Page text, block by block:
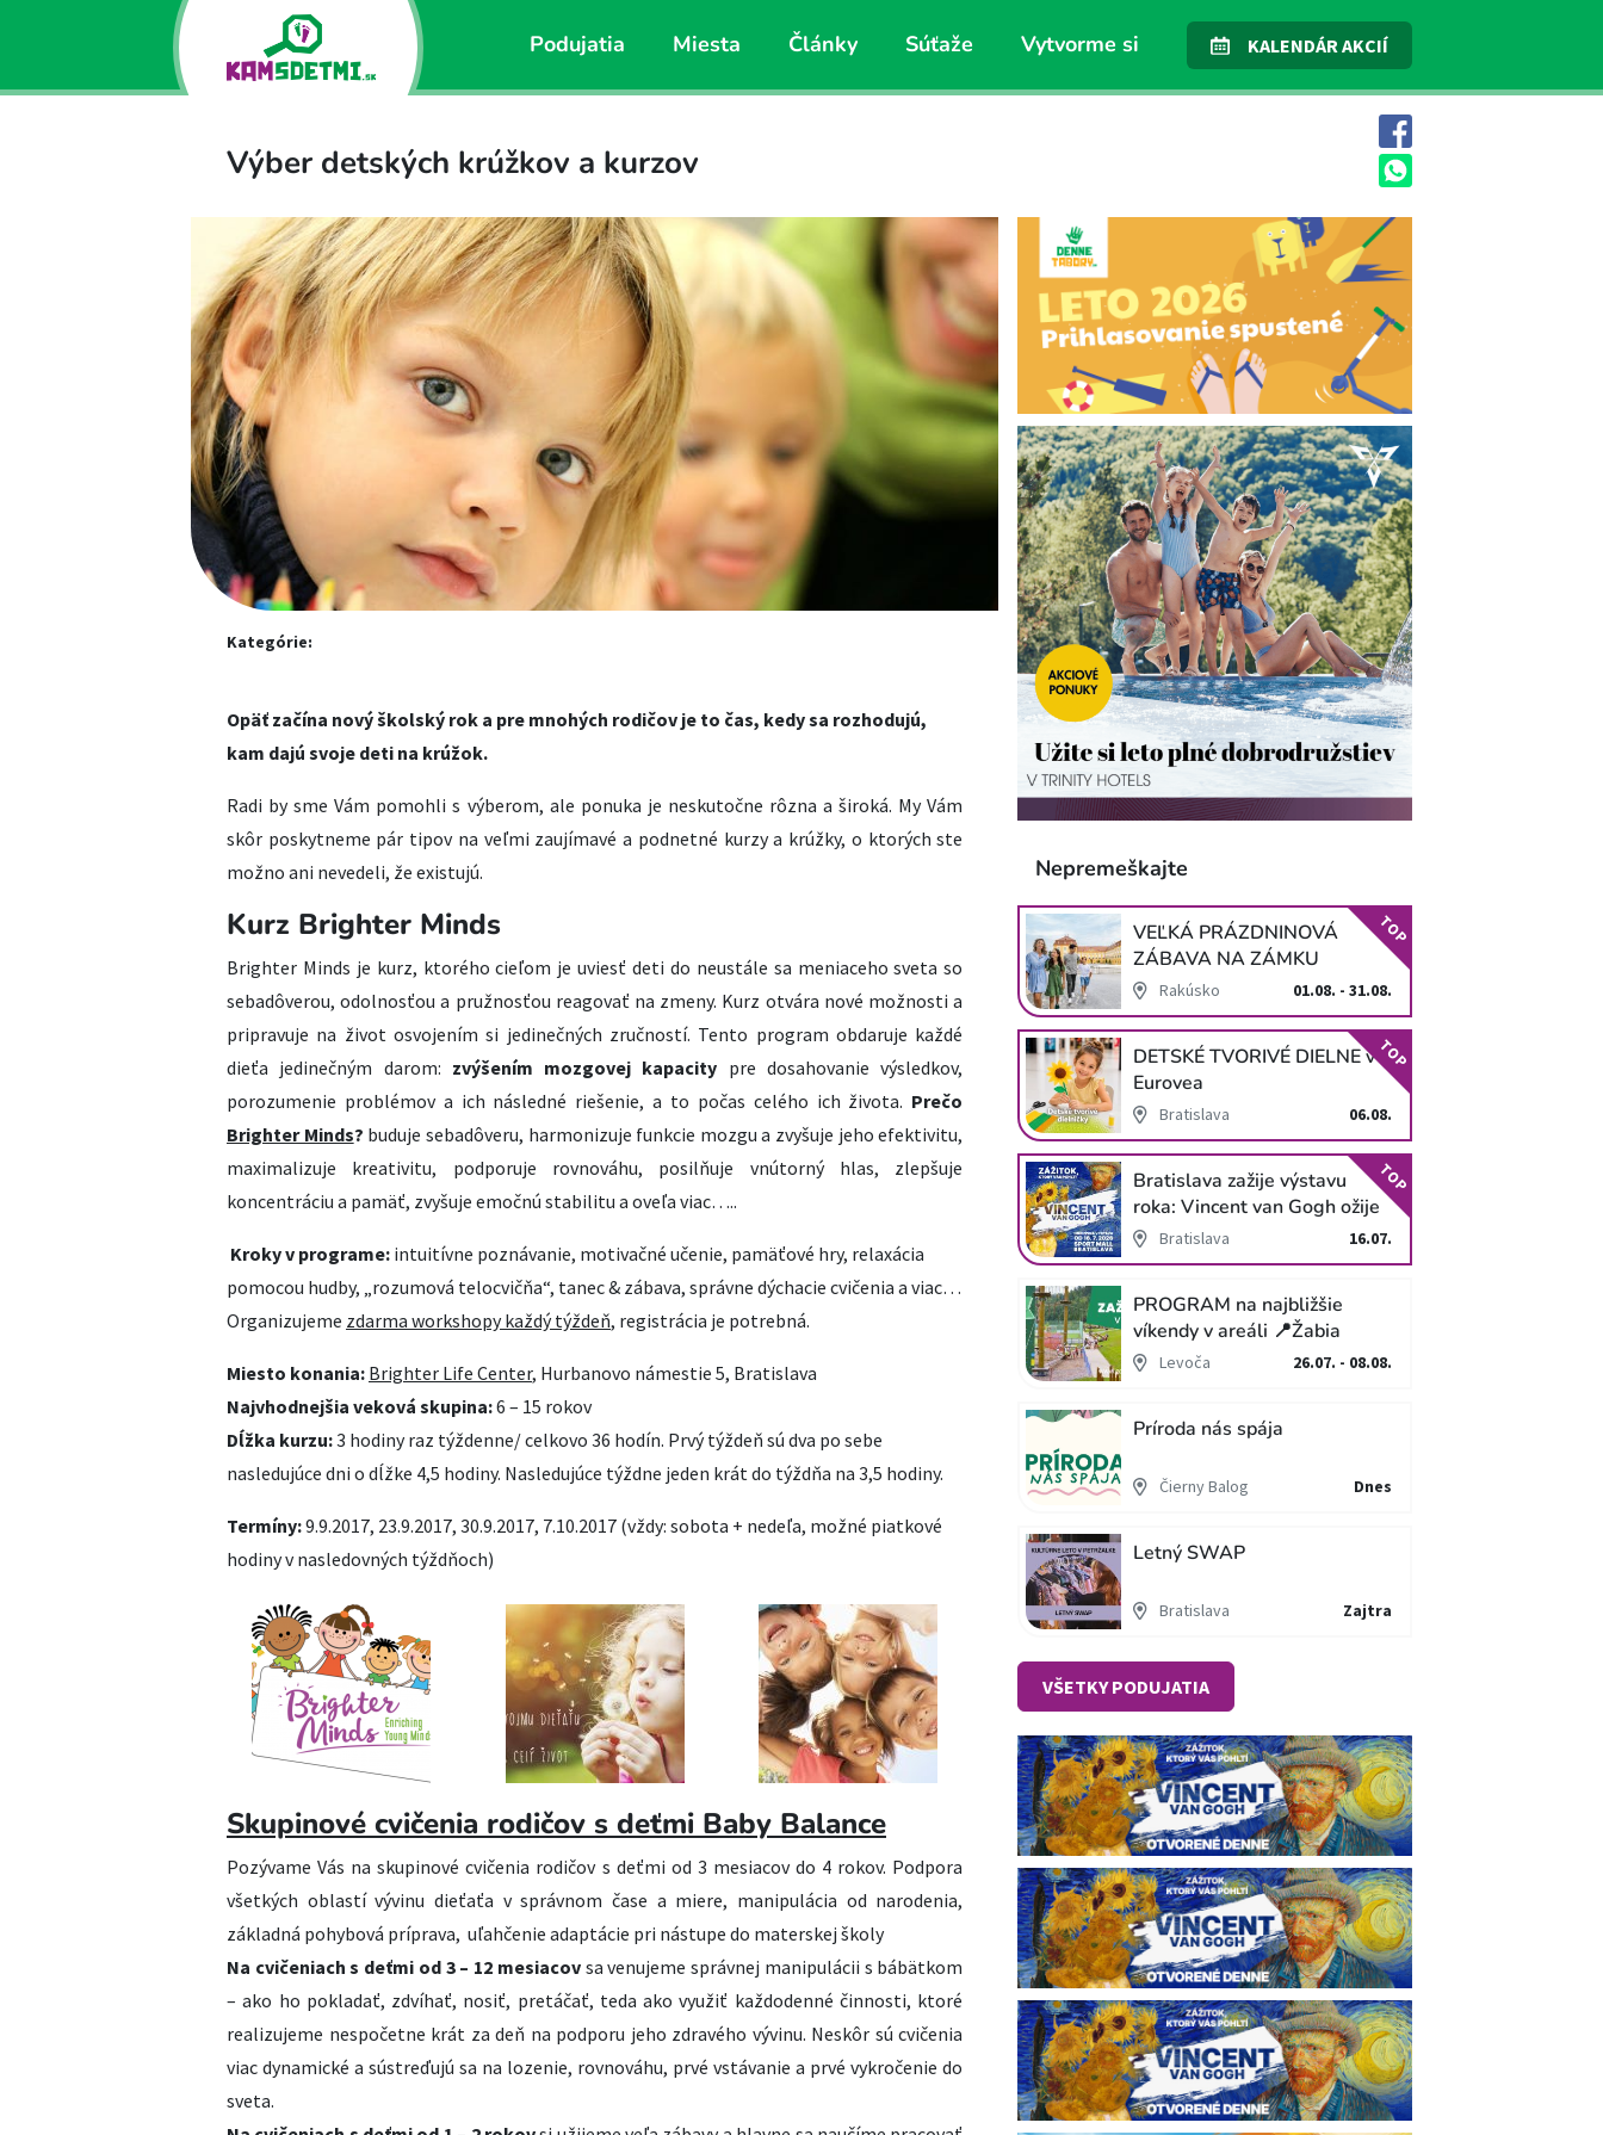
Podujatia Miesta Články Súťaže Vytvorme si KALENDÁR AKCIÍ
Výber detských krúžkov a kurzov
Kategórie:
Opäť začína nový školský rok a pre mnohých rodičov je to čas, kedy sa rozhodujú,
kam dajú svoje deti na krúžok.
Radi by sme Vám pomohli s výberom, ale ponuka je neskutočne rôzna a široká. My Vám
skôr poskytneme pár tipov na veľmi zaujímavé a podnetné kurzy a krúžky, o ktorých ste
možno ani nevedeli, že existujú.
Kurz Brighter Minds
Brighter Minds je kurz, ktorého cieľom je uviesť deti do neustále sa meniaceho sveta so
sebadôverou, odolnosťou a pružnosťou reagovať na zmeny. Kurz otvára nové možnosti a
pripravuje na život osvojením si jedinečných zručností. Tento program obdaruje každé
dieťa jedinečným darom: zvýšením mozgovej kapacity pre dosahovanie výsledkov,
porozumenie problémov a ich následné riešenie, a to počas celého ich života. Prečo
Brighter Minds? buduje sebadôveru, harmonizuje funkcie mozgu a zvyšuje jeho efektivitu,
maximalizuje kreativitu, podporuje rovnováhu, posilňuje vnútorný hlas, zlepšuje
koncentráciu a pamäť, zvyšuje emočnú stabilitu a oveľa viac…..
Kroky v programe: intuitívne poznávanie, motivačné učenie, pamäťové hry, relaxácia
pomocou hudby, „rozumová telocvičňa“, tanec & zábava, správne dýchacie cvičenia a viac…
Organizujeme zdarma workshopy každý týždeň, registrácia je potrebná.
Miesto konania: Brighter Life Center, Hurbanovo námestie 5, Bratislava
Najvhodnejšia veková skupina:6 – 15 rokov
Dĺžka kurzu:3 hodiny raz týždenne/ celkovo 36 hodín. Prvý týždeň sú dva po sebe
nasledujúce dni o dĺžke 4,5 hodiny. Nasledujúce týždne jeden krát do týždňa na 3,5 hodiny.
Termíny:9.9.2017, 23.9.2017, 30.9.2017, 7.10.2017 (vždy: sobota + nedeľa, možné piatkové
hodiny v nasledovných týždňoch)
Skupinové cvičenia rodičov s deťmi Baby Balance
Pozývame Vás na skupinové cvičenia rodičov s deťmi od 3 mesiacov do 4 rokov. Podpora
všetkých oblastí vývinu dieťaťa v správnom čase a miere, manipulácia od narodenia,
základná pohybová príprava, uľahčenie adaptácie pri nástupe do materskej školy
Na cvičeniach s deťmi od 3 – 12 mesiacovsa venujeme správnej manipulácii s bábätkom
– ako ho pokladať, zdvíhať, nosiť, pretáčať, teda ako využiť každodenné činnosti, ktoré
realizujeme nespočetne krát za deň na podporu jeho zdravého vývinu. Neskôr sú cvičenia
viac dynamické a sústreďujú sa na lozenie, rovnováhu, prvé vstávanie a prvé vykročenie do
sveta.
Nepremeškajte
VEĽKÁ PRÁZDNINOVÁ
ZÁBAVA NA ZÁMKU
SCHLOSS HOF
Rakúsko 01.08. - 31.08.
TOP
DETSKÉ TVORIVÉ DIELNE v
Eurovea
Bratislava 06.08.
TOP
Bratislava zažije výstavu
roka: Vincent van Gogh ožije
v unikátnej imerzívnej šou!
Bratislava 16.07.
TOP
PROGRAM na najbližšie
víkendy v areáli 📍Žabia
cestaLevoča 26.07. - 08.08.
Príroda nás spája
Čierny Balog Dnes
Letný SWAP
Bratislava Zajtra
VŠETKY PODUJATIA